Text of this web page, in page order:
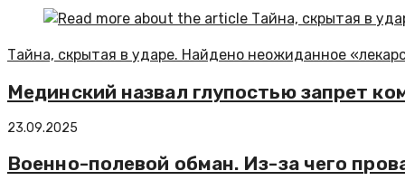
Тайна, скрытая в ударе. Найдено неожиданное
Мединский назвал глупостью запрет
23.09.2025
Военно-полевой обман. Из-за чего